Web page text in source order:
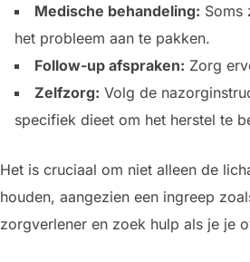
Medische behandeling: Soms
het probleem aan te pakken.
Follow-up afspraken: Zorg
Zelfzorg: Volg de
specifiek dieet om het herstel te
Het is cruciaal om niet alleen de
houden, aangezien een ingreep
zorgverlener en zoek hulp als je je